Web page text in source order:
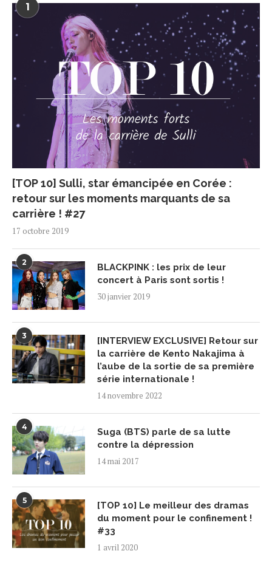
1
[TOP 10] Sulli, star émancipée en Corée :
retour sur les moments marquants de sa
carrière ! #27
17 octobre 2019
2
BLACKPINK : les prix de leur
concert à Paris sont sortis !
30 janvier 2019
3
[INTERVIEW EXCLUSIVE] Retour sur
la carrière de Kento Nakajima à
l’aube de la sortie de sa première
série internationale !
14 novembre 2022
4
Suga (BTS) parle de sa lutte
contre la dépression
14 mai 2017
5
[TOP 10] Le meilleur des dramas
du moment pour le confinement !
#33
1 avril 2020